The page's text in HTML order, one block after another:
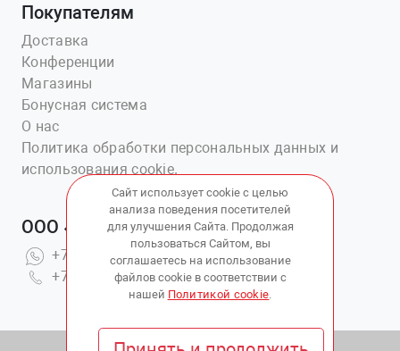
Покупателям
Доставка
Конференции
Магазины
Бонусная система
О нас
Политика обработки персональных данных и
использования cookie.
ООО «Ветаптека №1»
+7(914)703-76-43
+7(423)202-51-15 вн.4
Сайт использует cookie с целью
анализа поведения посетителей
для улучшения Сайта. Продолжая
пользоваться Сайтом, вы
соглашаетесь на использование
файлов cookie в соответствии с
нашей Политикой cookie.